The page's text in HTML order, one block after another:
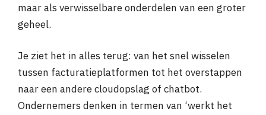
maar als verwisselbare onderdelen van een groter
geheel.
Je ziet het in alles terug: van het snel wisselen
tussen facturatieplatformen tot het overstappen
naar een andere cloudopslag of chatbot.
Ondernemers denken in termen van ‘werkt het